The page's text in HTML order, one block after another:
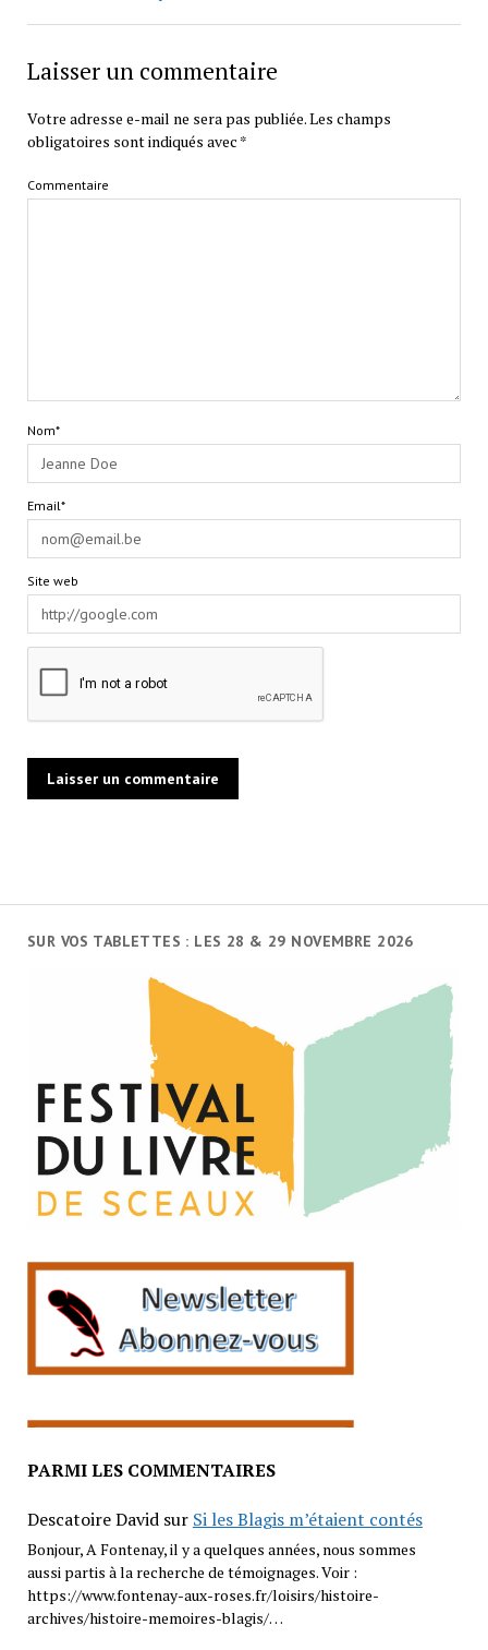
SUR VOS TABLETTES : LES 28 & 29 NOVEMBRE 2026
PARMI LES COMMENTAIRES
Descatoire Davidsur Si les Blagis m’étaient contés
Bonjour, A Fontenay, il y a quelques années, nous sommes
aussi partis à la recherche de témoignages. Voir :
https://www.fontenay-aux-roses.fr/loisirs/histoire-
archives/histoire-memoires-blagis/…
Laisser un commentaire
Votre adresse e-mail ne sera pas publiée.Les champs
obligatoires sont indiqués avec *
Commentaire
Nom*
Email*
Site web